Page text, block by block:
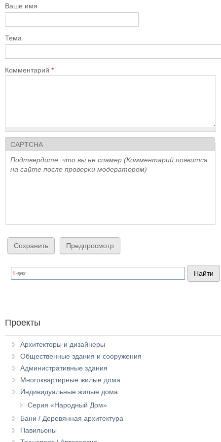
Ваше имя
Тема
Комментарий *
CAPTCHA
Подтвердите, что вы не спамер (Комментарий появится
на сайте после проверки модератором)
Проекты
Архитекторы и дизайнеры
Общественные здания и сооружения
Административные здания
Многоквартирные жилые дома
Индивидуальные жилые дома
Серия «Народный Дом»
Бани / Деревянная архитектура
Павильоны